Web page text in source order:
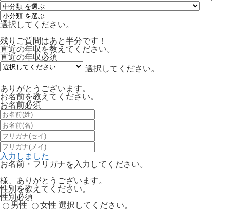
選択してください。
残りご質問はあと半分です！
直近の年収を教えてください。
直近の年収必須
選択してください。
ありがとうございます。
お名前を教えてください。
お名前必須
入力しました
お名前・フリガナを入力してください。
様、ありがとうございます。
性別を教えてください。
性別 必須
男性
女性 選択してください。